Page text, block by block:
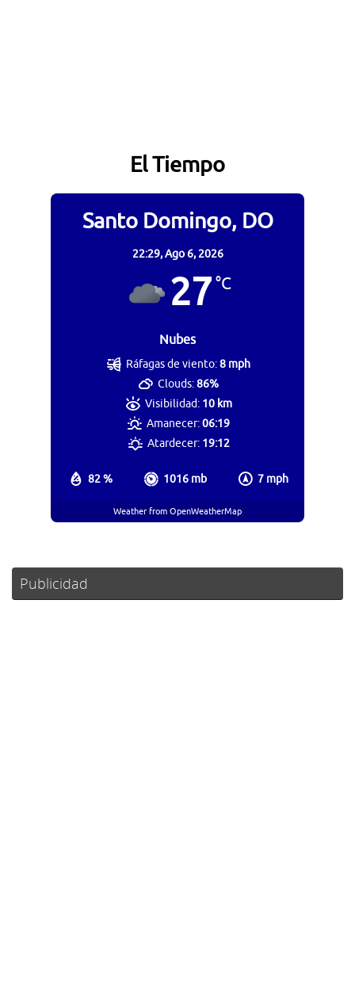
El Tiempo
Santo Domingo, DO
22:29,Ago 6, 2026
27°C
Nubes
82 % 1016 mb 7 mph
Ráfagas de viento:8 mph
Clouds:86%
Visibilidad: 10 km
Amanecer:06:19
Atardecer: 19:12
Weather from OpenWeatherMap
Publicidad